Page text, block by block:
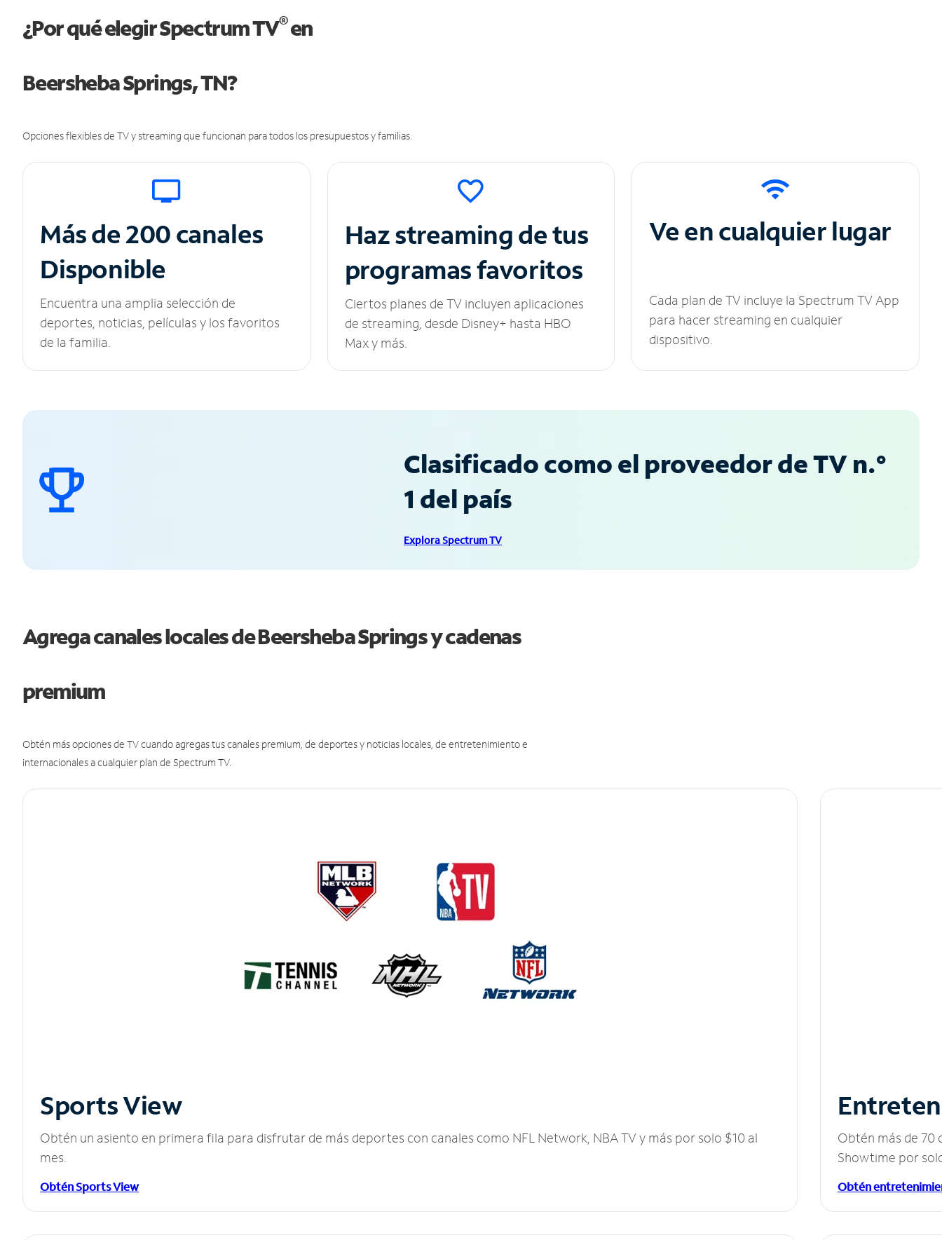
¿Por qué elegir Spectrum TV®en
Beersheba Springs, TN?
Opciones flexibles de TV y streaming que funcionan para todos los presupuestos y familias.
Más de 200 canales
Disponible
Encuentra una amplia selección de
deportes, noticias, películas y los favoritos
de la familia.
Haz streaming de tus
programas favoritos
Ciertos planes de TV incluyen aplicaciones
de streaming, desde Disney+ hasta HBO
Max y más.
Ve en cualquier lugar
Cada plan de TV incluye la Spectrum TV App
para hacer streaming en cualquier
dispositivo.
Clasificado como el proveedor de TV n.°
1 del país
Explora Spectrum TV
Agrega canales locales de Beersheba Springs y cadenas
premium
Obtén más opciones de TV cuando agregas tus canales premium, de deportes y noticias locales, de entretenimiento e
internacionales a cualquier plan de Spectrum TV.
Sports View
Obtén un asiento en primera fila para disfrutar de más deportes con canales como NFL Network, NBA TV y más por solo $10 al
mes.
Obtén Sports View
Obtén más de 70
Showtime por
Obtén